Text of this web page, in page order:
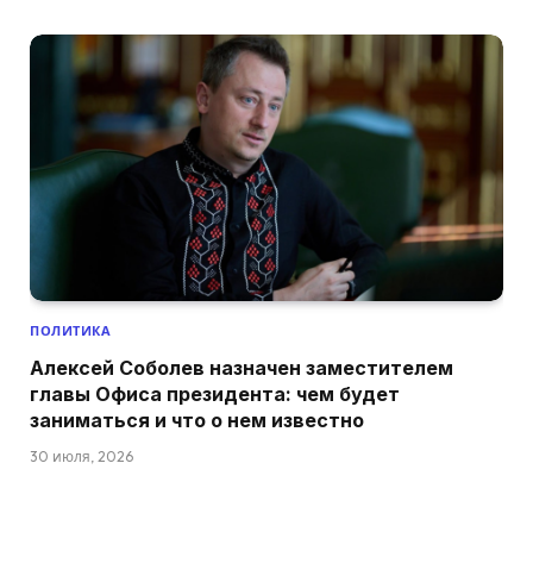
ПОЛИТИКА
Алексей Соболев назначен заместителем
главы Офиса президента: чем будет
заниматься и что о нем известно
30 июля, 2026